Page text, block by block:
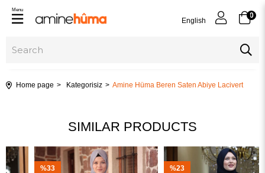
English
0
Menu
Home page Kategorisiz Amine Hüma Beren Saten Abiye Lacivert
SIMILAR PRODUCTS
%23